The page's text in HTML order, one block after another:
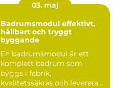
03. maj
Badrumsmodul effektivt,
hållbart och tryggt
byggande
En badrumsmodul är ett
komplett badrum som
byggs i fabrik,
kvalitetssäkras och levereras